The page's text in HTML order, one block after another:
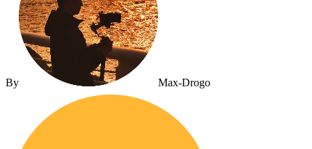
By Max-Drogo